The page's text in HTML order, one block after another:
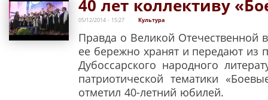
40 лет коллективу
05/12/2014 - 15:27 Культура
Правда о Великой Отечественной
ее бережно хранят и передают из
Дубоссарского народного
патриотической тематики
отметил 40-летний юбилей.